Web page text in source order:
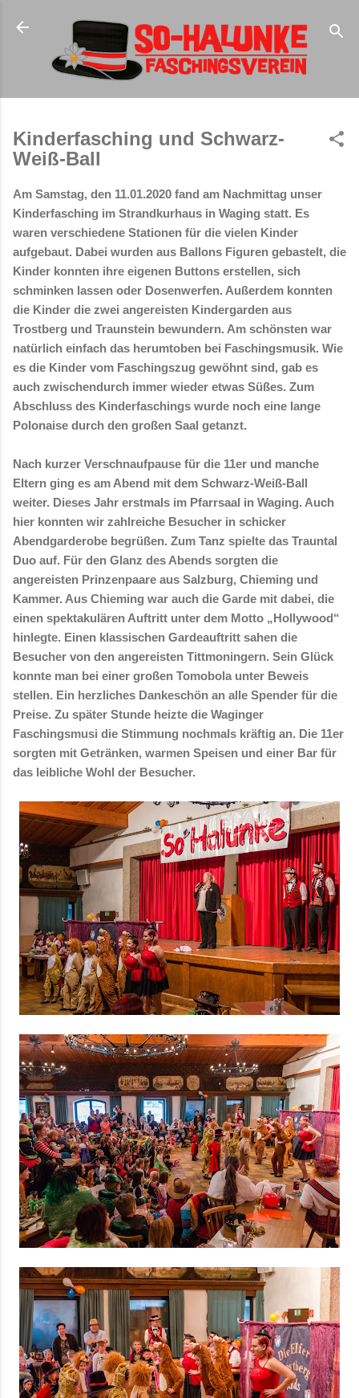
Direkt zum Hauptbereich
Kinderfasching und Schwarz-
Weiß-Ball
Am Samstag, den 11.01.2020 fand am Nachmittag unser
Kinderfasching im Strandkurhaus in Waging statt. Es
waren verschiedene Stationen für die vielen Kinder
aufgebaut. Dabei wurden aus Ballons Figuren gebastelt, die
Kinder konnten ihre eigenen Buttons erstellen, sich
schminken lassen oder Dosenwerfen. Außerdem konnten
die Kinder die zwei angereisten Kindergarden aus
Trostberg und Traunstein bewundern. Am schönsten war
natürlich einfach das herumtoben bei Faschingsmusik. Wie
es die Kinder vom Faschingszug gewöhnt sind, gab es
auch zwischendurch immer wieder etwas Süßes. Zum
Abschluss des Kinderfaschings wurde noch eine lange
Polonaise durch den großen Saal getanzt.
Nach kurzer Verschnaufpause für die 11er und manche
Eltern ging es am Abend mit dem Schwarz-Weiß-Ball
weiter. Dieses Jahr erstmals im Pfarrsaal in Waging. Auch
hier konnten wir zahlreiche Besucher in schicker
Abendgarderobe begrüßen. Zum Tanz spielte das Trauntal
Duo auf. Für den Glanz des Abends sorgten die
angereisten Prinzenpaare aus Salzburg, Chieming und
Kammer. Aus Chieming war auch die Garde mit dabei, die
einen spektakulären Auftritt unter dem Motto „Hollywood“
hinlegte. Einen klassischen Gardeauftritt sahen die
Besucher von den angereisten Tittmoningern. Sein Glück
konnte man bei einer großen Tomobola unter Beweis
stellen. Ein herzliches Dankeschön an alle Spender für die
Preise. Zu später Stunde heizte die Waginger
Faschingsmusi die Stimmung nochmals kräftig an. Die 11er
sorgten mit Getränken, warmen Speisen und einer Bar für
das leibliche Wohl der Besucher.